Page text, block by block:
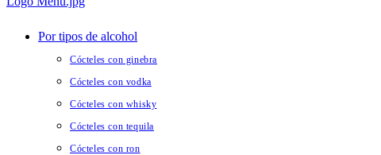
Por tipos de alcohol
Cócteles con ginebra
Cócteles con vodka
Cócteles con whisky
Cócteles con tequila
Cócteles con ron